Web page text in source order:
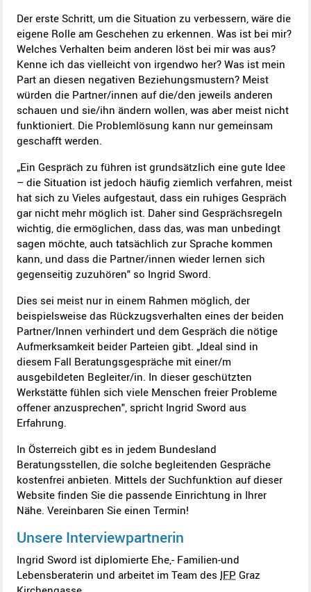
Der erste Schritt, um die Situation zu verbessern, wäre die
eigene Rolle am Geschehen zu erkennen. Was ist bei mir?
Welches Verhalten beim anderen löst bei mir was aus?
Kenne ich das vielleicht von irgendwo her? Was ist mein
Part an diesen negativen Beziehungsmustern? Meist
würden die Partner/innen auf die/den jeweils anderen
schauen und sie/ihn ändern wollen, was aber meist nicht
funktioniert. Die Problemlösung kann nur gemeinsam
geschafft werden.
„Ein Gespräch zu führen ist grundsätzlich eine gute Idee
– die Situation ist jedoch häufig ziemlich verfahren, meist
hat sich zu Vieles aufgestaut, dass ein ruhiges Gespräch
gar nicht mehr möglich ist. Daher sind Gesprächsregeln
wichtig, die ermöglichen, dass das, was man unbedingt
sagen möchte, auch tatsächlich zur Sprache kommen
kann, und dass die Partner/innen wieder lernen sich
gegenseitig zuzuhören" so Ingrid Sword.
Dies sei meist nur in einem Rahmen möglich, der
beispielsweise das Rückzugsverhalten eines der beiden
Partner/Innen verhindert und dem Gespräch die nötige
Aufmerksamkeit beider Parteien gibt. „Ideal sind in
diesem Fall Beratungsgespräche mit einer/m
ausgebildeten Begleiter/in. In dieser geschützten
Werkstätte fühlen sich viele Menschen freier Probleme
offener anzusprechen", spricht Ingrid Sword aus
Erfahrung.
In Österreich gibt es in jedem Bundesland
Beratungsstellen, die solche begleitenden Gespräche
kostenfrei anbieten. Mittels der Suchfunktion auf dieser
Website finden Sie die passende Einrichtung in Ihrer
Nähe. Vereinbaren Sie einen Termin!
Unsere Interviewpartnerin
Ingrid Sword ist diplomierte Ehe,- Familien-und
Lebensberaterin und arbeitet im Team des IFP Graz